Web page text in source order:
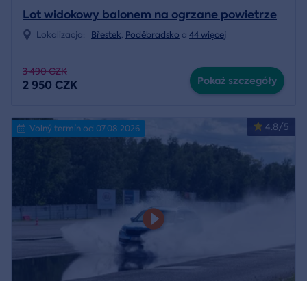
Lot widokowy balonem na ogrzane powietrze
Lokalizacja: Břestek, Poděbradsko a 44 więcej
3 490 CZK
2 950 CZK Pokaż szczegóły
4.8/5
Volný termín od 07.08.2026